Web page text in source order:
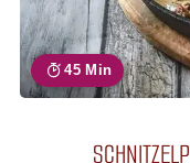
45 Min